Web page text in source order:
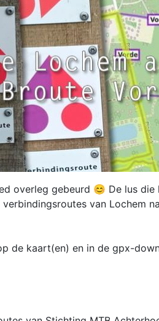
overleg gebeurd 😊 De lus
van Lochem
de kaart(en) en in de gpx-